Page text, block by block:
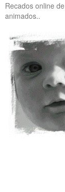
Recados online
animados..